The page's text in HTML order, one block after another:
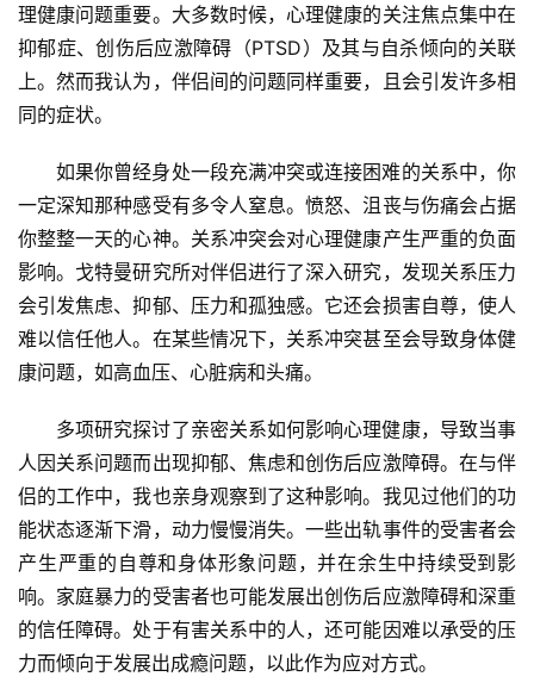
理健康问题重要。大多数时候，心理健康的关注焦点集中在
抑郁症、创伤后应激障碍（PTSD）及其与自杀倾向的关联
上。然而我认为，伴侣间的问题同样重要，且会引发许多相
同的症状。
如果你曾经身处一段充满冲突或连接困难的关系中，你
一定深知那种感受有多令人窒息。愤怒、沮丧与伤痛会占据
你整整一天的心神。关系冲突会对心理健康产生严重的负面
影响。戈特曼研究所对伴侣进行了深入研究，发现关系压力
会引发焦虑、抑郁、压力和孤独感。它还会损害自尊，使人
难以信任他人。在某些情况下，关系冲突甚至会导致身体健
康问题，如高血压、心脏病和头痛。
多项研究探讨了亲密关系如何影响心理健康，导致当事
人因关系问题而出现抑郁、焦虑和创伤后应激障碍。在与伴
侣的工作中，我也亲身观察到了这种影响。我见过他们的功
能状态逐渐下滑，动力慢慢消失。一些出轨事件的受害者会
产生严重的自尊和身体形象问题，并在余生中持续受到影
响。家庭暴力的受害者也可能发展出创伤后应激障碍和深重
的信任障碍。处于有害关系中的人，还可能因难以承受的压
力而倾向于发展出成瘾问题，以此作为应对方式。